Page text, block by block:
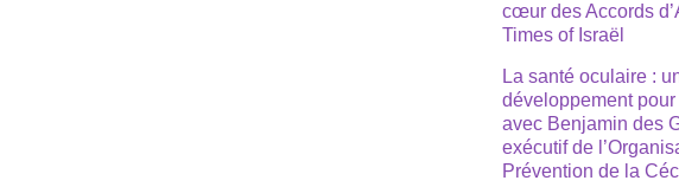
cœur des Accords
Times of Israël
La santé oculaire :
développement pour
avec Benjamin des
exécutif de
Prévention de la